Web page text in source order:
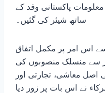
پاکستانی وفد کے
ساتھ شیئر کی گئیں۔
اس امر پر مکمل اتفاق
سے منسلک منصوبوں کی
معاشی، تجارتی اور
نے اس بات پر زور دیا